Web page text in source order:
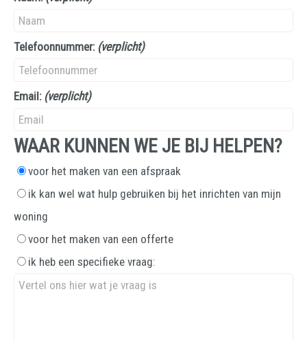
Telefoonnummer: (verplicht)
Email: (verplicht)
WAAR KUNNEN WE JE BIJ HELPEN?
voor het maken van een afspraak
ik kan wel wat hulp gebruiken bij het inrichten van mijn
woning
voor het maken van een offerte
ik heb een specifieke vraag: